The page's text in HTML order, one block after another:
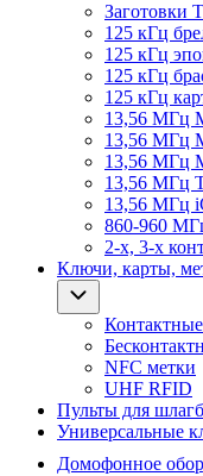
Заготовки
125 кГц
125 кГц
125 кГц
125 кГц
13,56 МГц
13,56 МГц
13,56 МГц
13,56 МГц
13,56 МГц
860-960
2-х, 3-х
Ключи, карты,
NFC метки
UHF RFID
Пульты для
Универсальные
Домофонное